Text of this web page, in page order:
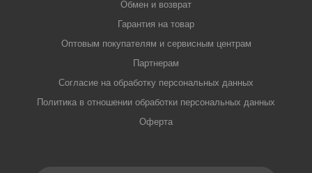
Обмен и возврат
Гарантия на товар
Оптовым покупателям и сервисным центрам
Партнерам
Согласие на обработку персональных данных
Политика в отношении обработки персональных данных
Оферта